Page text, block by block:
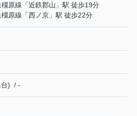
原線 「近鉄郡山 」駅 徒歩19分
原線 「西ノ京 」駅 徒歩22分
台) / -